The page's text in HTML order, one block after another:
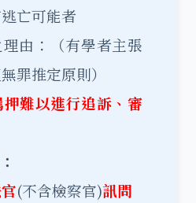
亡可能者
理由：（有學者主張
罪推定原則）
難以進行追訴、審
(不含檢察官)訊問